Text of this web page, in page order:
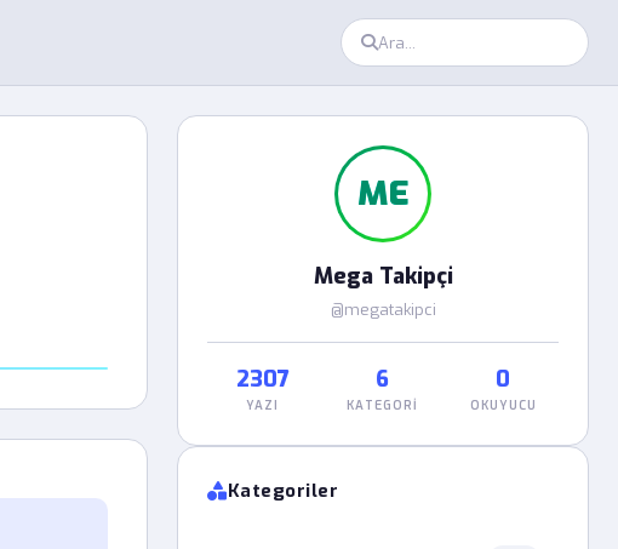
ME
Mega Takipçi
@megatakipci
2307
YAZI
6
KATEGORI
0
OKUYUCU
Kategoriler